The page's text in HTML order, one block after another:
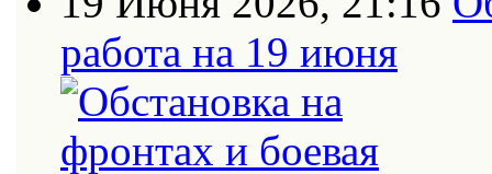
работа на 19 июня